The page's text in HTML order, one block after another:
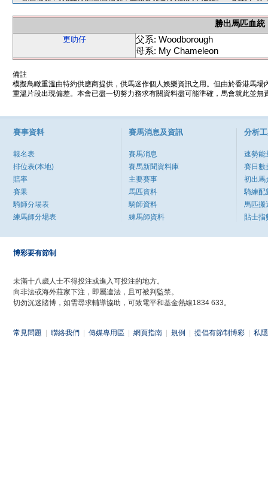
勝出馬匹血統
更叻仔
父系: Woodborough
母系: My Chameleon
備註
模擬鳥瞰重溫由特約供應商提供，供馬迷作個人娛樂資訊之用。但由於香港馬
重溫片段出現偏差。本會已盡一切努力務求有關資料盡可能準確，馬會就此並
賽事資料
報名表
排位表(本地)
賠率
賽果
騎師分場表
練馬師分場表
賽馬消息及資訊
賽馬消息
賽馬新聞資料庫
主要賽事
馬匹資料
騎師資料
練馬師資料
分析
速勢能
賽日數
初出馬
騎練配
馬匹搬
貼士指
博彩要有節制
未滿十八歲人士不得投注或進入可投注的地方。
向非法或海外莊家下注，即屬違法，且可被判監禁。
切勿沉迷賭博，如需尋求輔導協助，可致電平和基金熱線1834 633。
常見問題 聯絡我們 傳媒專用區 網頁指南 規例 提倡有節制博彩 私